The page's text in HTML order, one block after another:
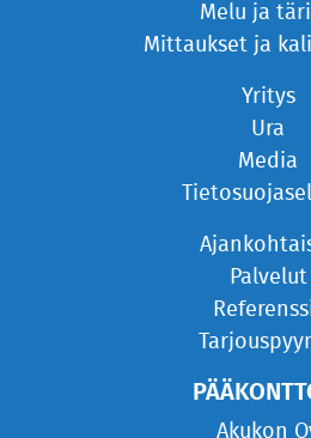
Melu ja
Mittaukset ja
Yritys
Ura
Media
Palvelut
Akukon